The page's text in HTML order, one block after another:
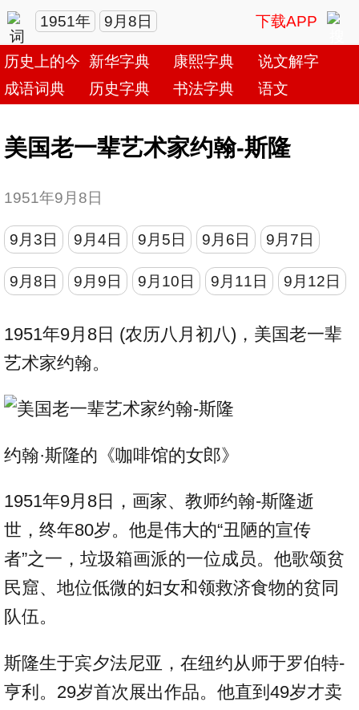
1951年 9月8日 下载APP
历史上的今天新华字典 康熙字典
说文解字
成语词典
历史字典 书法字典 语文
美国老一辈艺术家约翰-斯隆
1951年9月8日
9月3日 9月4日 9月5日 9月6日 9月7日
9月8日 9月9日 9月10日 9月11日 9月12日
1951年9月8日 (农历八月初八)，美国老一辈
艺术家约翰。
约翰·斯隆的《咖啡馆的女郎》
1951年9月8日，画家、教师约翰-斯隆逝
世，终年80岁。他是伟大的“丑陋的宣传
者”之一，垃圾箱画派的一位成员。他歌颂贫
民窟、地位低微的妇女和领救济食物的贫同
队伍。
斯隆生于宾夕法尼亚，在纽约从师于罗伯特-
亨利。29岁首次展出作品。他直到49岁才卖